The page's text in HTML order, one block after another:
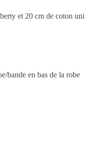
et 20 cm de coton uni
bande en bas de la robe